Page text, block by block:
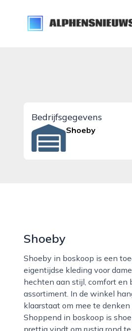
alphensnieuws.nl
Bedrijfsgegevens
Shoeby
Shoeby
Shoeby in boskoop is een toegankelijke modewinkel waar bezoekers terechtkunnen voor
eigentijdse kleding voor
hechten aan stijl, comfort en
assortiment. In de winkel
klaarstaat om mee te
Shoppend in boskoop is
prettig vindt om rustig rond